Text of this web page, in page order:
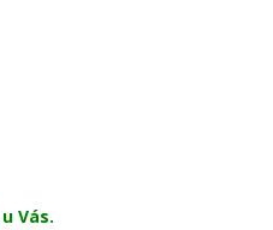
Vás.